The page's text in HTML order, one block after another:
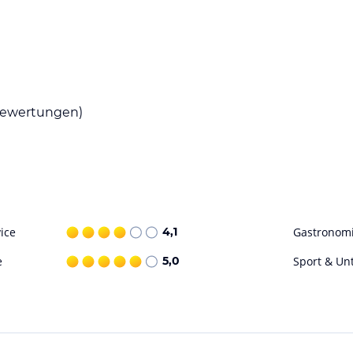
3 Außenpools, ein Hallenbad, ein
speziellen Badebereich erfreuen und es
Massagen, Sauna und Dampfbad stehen
4,1
5,0 Sport &